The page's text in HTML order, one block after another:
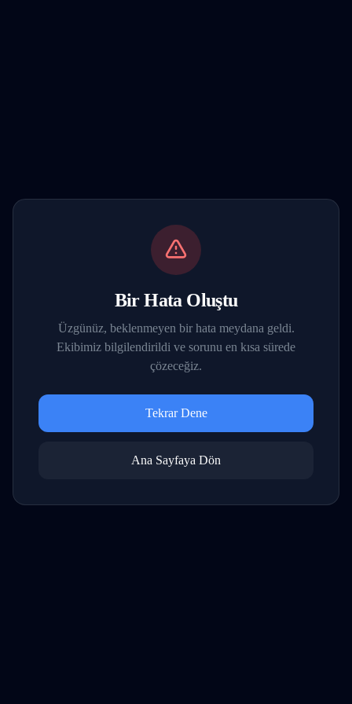
Bir Hata Oluştu
Üzgünüz, beklenmeyen bir hata meydana geldi.
Ekibimiz bilgilendirildi ve sorunu en kısa sürede
çözeceğiz.
Tekrar Dene
Ana Sayfaya Dön